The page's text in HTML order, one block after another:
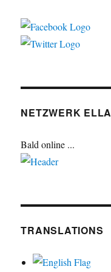
NETZWERK ELLA
Bald online ...
TRANSLATIONS